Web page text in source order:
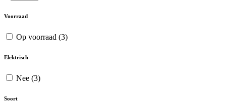
Voorraad
Op voorraad (3)
Elektrisch
Nee (3)
Soort